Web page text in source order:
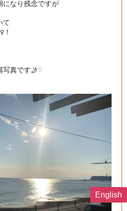
になり残念ですが
て
！
写真です🤳♡
English